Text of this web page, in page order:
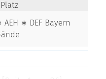
AEH ∗ DEF Bayern